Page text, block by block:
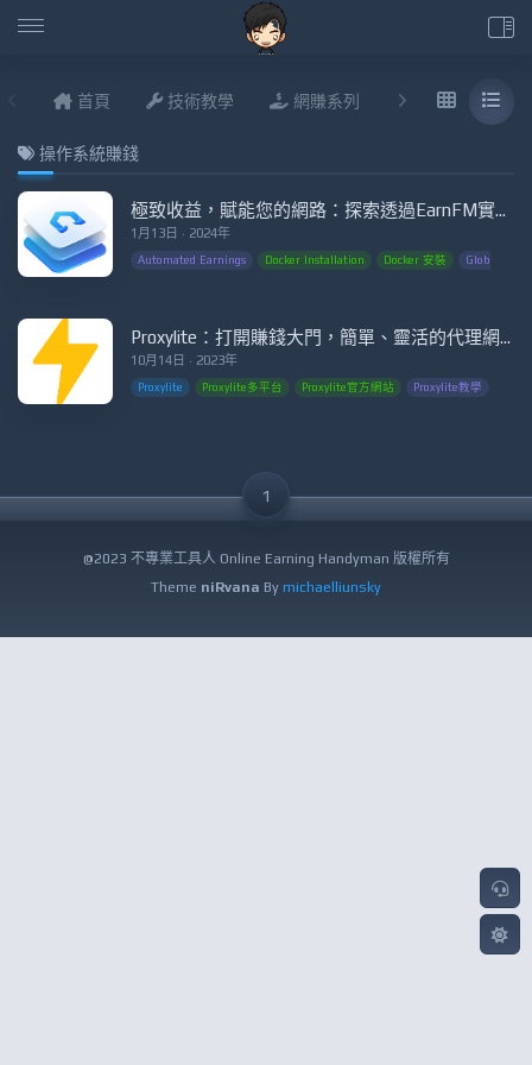
首頁 技術教學 網賺系列 說說進度
操作系統賺錢
1月13日 · 2024年
極致收益，賦能您的網路：探索透過EarnFM實現被動收入的世界！”Maximize Earnings and Empower Your Internet: Explore the World of Passive Income with EarnFM!”
Automated Earnings Docker Installation Docker 安裝 Global
10月14日 · 2023年
Proxylite：打開賺錢大門，簡單、靈活的代理網路賺錢方式
Proxylite Proxylite多平台 Proxylite官方網站 Proxylite教學
1
@2023 不專業工具人 Online Earning Handyman 版權所有
Theme niRvana By michaelliunsky